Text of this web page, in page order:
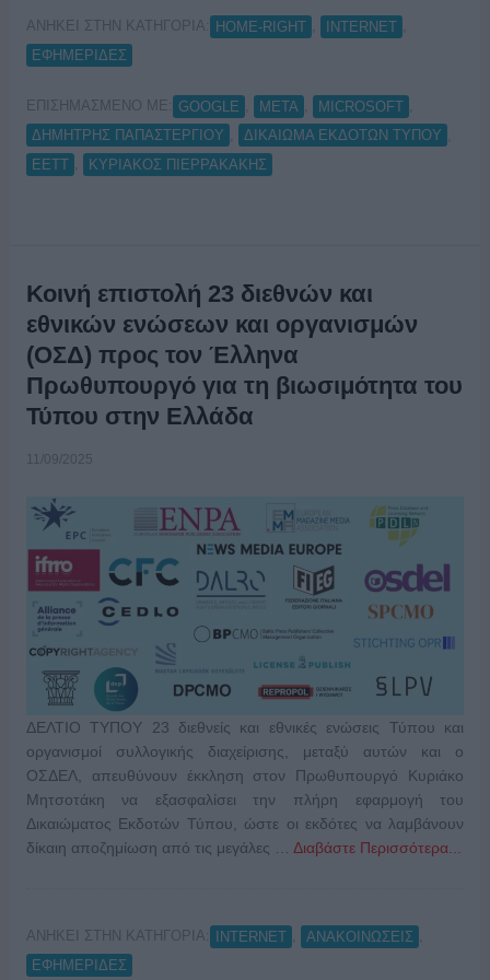
ΑΝΗΚΕΙ ΣΤΗΝ ΚΑΤΗΓΟΡΙΑ: HOME-RIGHT INTERNET
ΕΦΗΜΕΡΙΔΕΣ
ΕΠΙΣΗΜΑΣΜΕΝΟ ΜΕ: GOOGLE META MICROSOFT
ΔΗΜΗΤΡΗΣ ΠΑΠΑΣΤΕΡΓΙΟΥ
ΔΙΚΑΙΩΜΑ ΕΚΔΟΤΩΝ ΤΥΠΟΥ
ΕΕΤΤ
ΚΥΡΙΑΚΟΣ ΠΙΕΡΡΑΚΑΚΗΣ
Κοινή επιστολή 23 διεθνών και
εθνικών ενώσεων και οργανισμών
(ΟΣΔ) προς τον Έλληνα
Πρωθυπουργό για τη βιωσιμότητα του
Τύπου στην Ελλάδα
11/09/2025
ΔΕΛΤΙΟ ΤΥΠΟΥ 23 διεθνείς και εθνικές ενώσεις Τύπου και
οργανισμοί συλλογικής διαχείρισης, μεταξύ αυτών και ο
ΟΣΔΕΛ, απευθύνουν έκκληση στον Πρωθυπουργό Κυριάκο
Μητσοτάκη να εξασφαλίσει την πλήρη εφαρμογή του
Δικαιώματος Εκδοτών Τύπου, ώστε οι εκδότες να λαμβάνουν
δίκαιη αποζημίωση από τις μεγάλες … Διαβάστε Περισσότερα...
ΑΝΗΚΕΙ ΣΤΗΝ ΚΑΤΗΓΟΡΙΑ: INTERNET ΑΝΑΚΟΙΝΩΣΕΙΣ
ΕΦΗΜΕΡΙΔΕΣ